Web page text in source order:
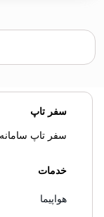
سفر تاپ
سفر تاپ
خدمات
هواپیما